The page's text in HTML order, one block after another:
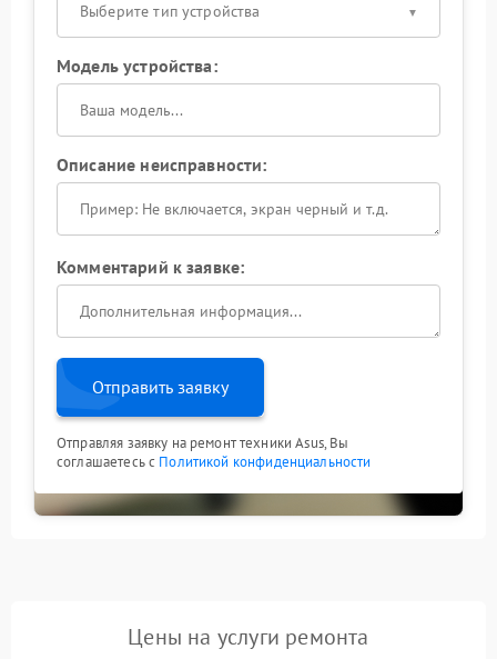
Выберите тип устройства
Модель устройства:
Описание неисправности:
Комментарий к заявке:
Отправить заявку
Отправляя заявку на ремонт техники Asus, Вы
соглашаетесь с Политикой конфиденциальности
Цены на услуги ремонта